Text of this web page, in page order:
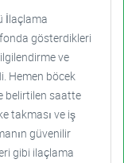
İlaçlama
gösterdikleri
ve
Hemen böcek
belirtilen saatte
takması ve iş
güvenilir
gibi ilaçlama